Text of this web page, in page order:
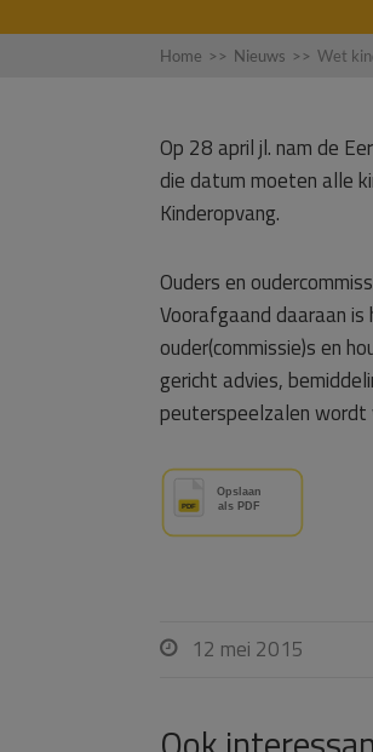
Home >> Nieuws >> Wet
Op 28 april jl. nam de
die datum moeten alle
Kinderopvang.
Ouders en
Voorafgaand daaraan
ouder(commissie)s en
gericht advies,
peuterspeelzalen
 12 mei 2015